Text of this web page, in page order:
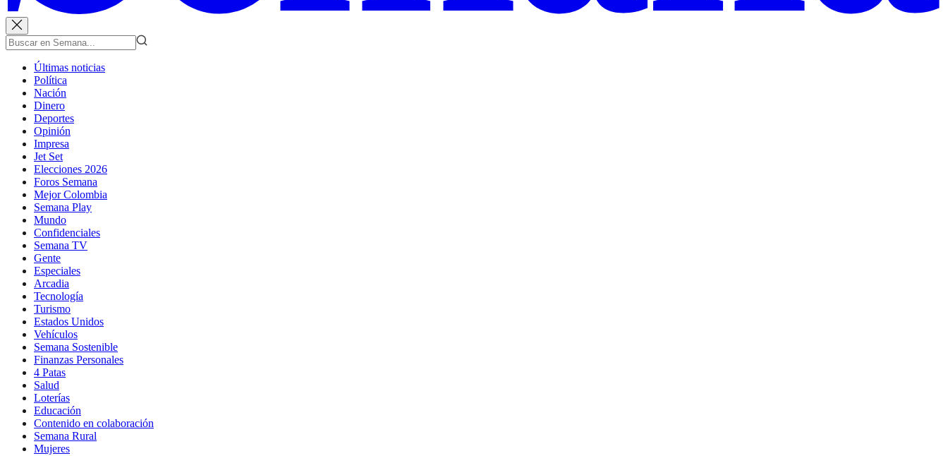
Últimas noticias
Política
Nación
Dinero
Deportes
Opinión
Impresa
Jet Set
Elecciones 2026
Foros Semana
Mejor Colombia
Semana Play
Mundo
Confidenciales
Semana TV
Gente
Especiales
Arcadia
Tecnología
Turismo
Estados Unidos
Vehículos
Semana Sostenible
Finanzas Personales
4 Patas
Salud
Loterías
Educación
Contenido en colaboración
Semana Rural
Mujeres